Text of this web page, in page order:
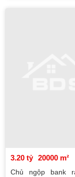
3.20 tỷ 20000 m²
Chủ ngộp bank